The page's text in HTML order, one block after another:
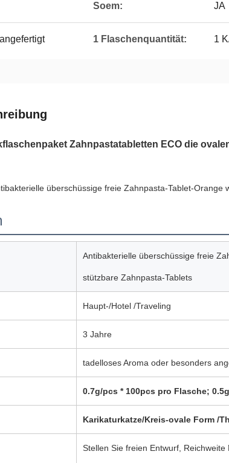
Soem: JA
1 Flaschenquantität: 1
Zahnpastatabletten ECO die
überschüssige freie Zahnpasta-Tablet-Orange
Antibakterielle überschüssige freie
stützbare Zahnpasta-Tablets
Haupt-/Hotel /Traveling
3 Jahre
tadelloses Aroma oder besonders
0.7g/pcs * 100pcs pro Flasche;
Karikaturkatze/Kreis-ovale Form /
Stellen Sie freien Entwurf,